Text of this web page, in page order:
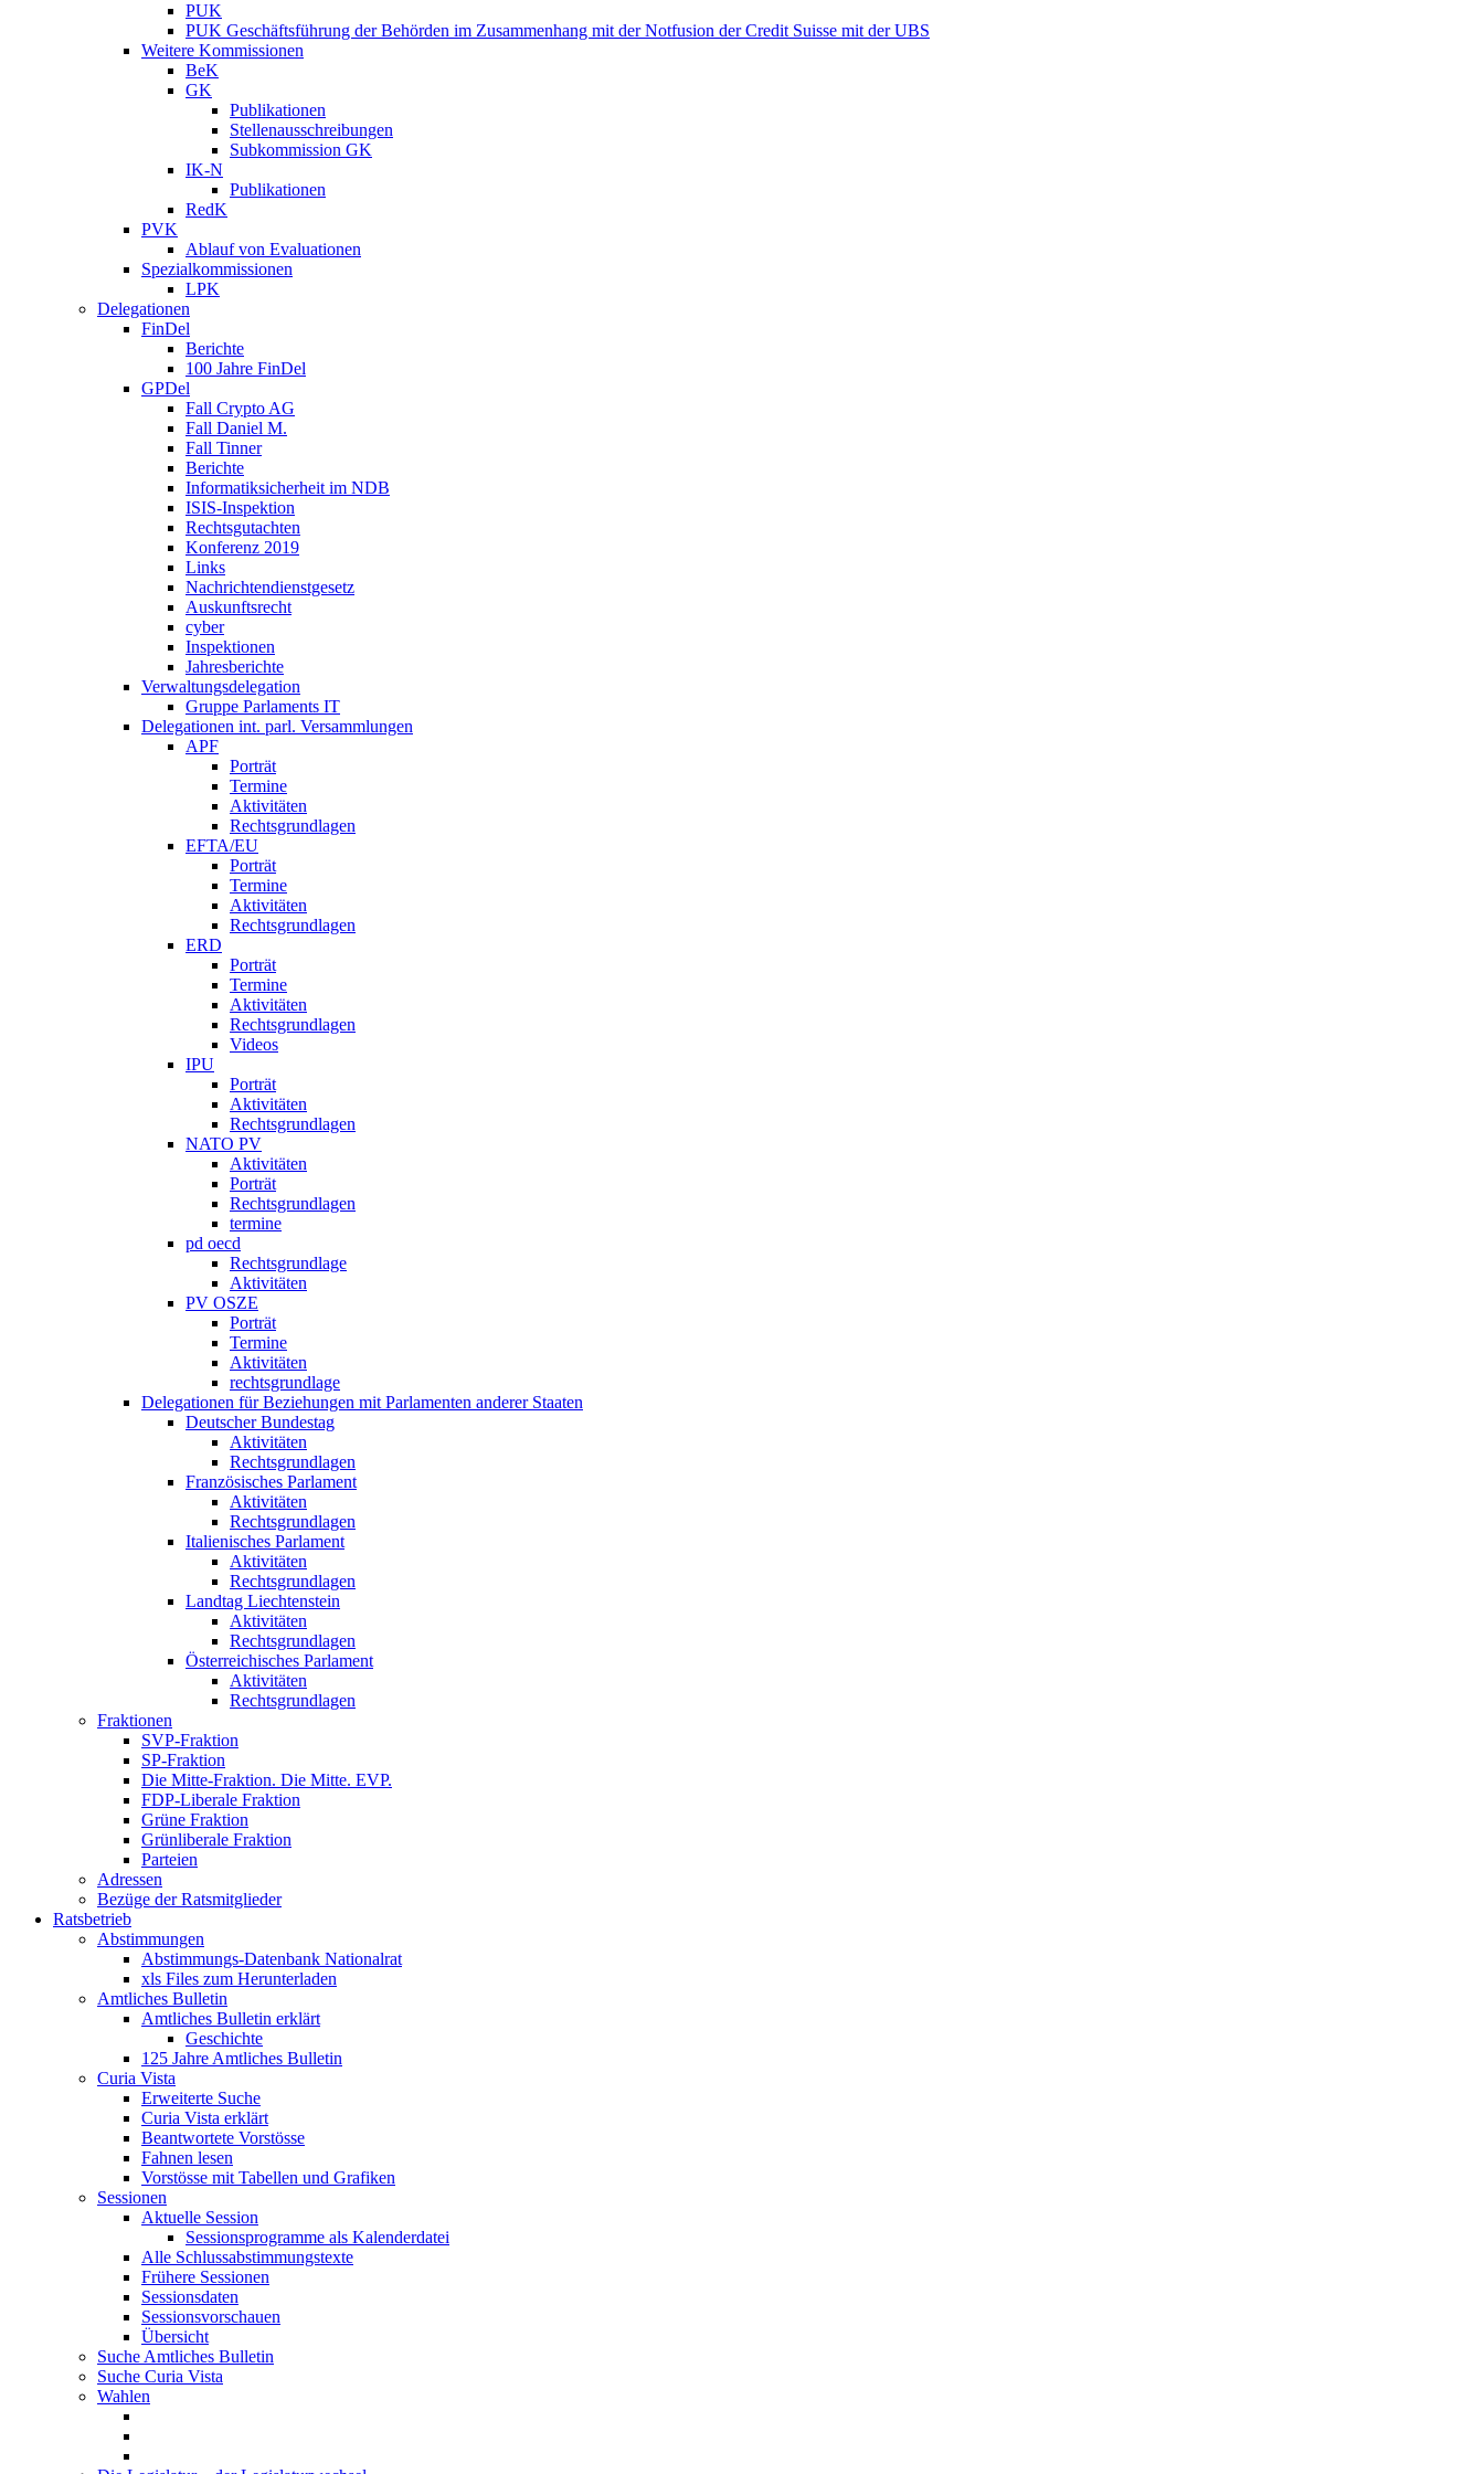
PUK
PUK Geschäftsführung der Behörden im Zusammenhang mit der Notfusion der Credit Suisse mit der UBS
Weitere Kommissionen
BeK
GK
Publikationen
Stellenausschreibungen
Subkommission GK
IK-N
Publikationen
RedK
PVK
Ablauf von Evaluationen
Spezialkommissionen
LPK
Delegationen
FinDel
Berichte
100 Jahre FinDel
GPDel
Fall Crypto AG
Fall Daniel M.
Fall Tinner
Berichte
Informatiksicherheit ­im NDB
ISIS-Inspektion
Rechtsgutachten
Konferenz 2019
Links
Nachrichtendienstgesetz
Auskunftsrecht
cyber
Inspektionen
Jahresberichte
Verwaltungsdelegation
Gruppe Parlaments IT
Delegationen int. parl. Versammlungen
APF
Porträt
Termine
Aktivitäten
Rechtsgrundlagen
EFTA/EU
Porträt
Termine
Aktivitäten
Rechtsgrundlagen
ERD
Porträt
Termine
Aktivitäten
Rechtsgrundlagen
Videos
IPU
Porträt
Aktivitäten
Rechtsgrundlagen
NATO PV
Aktivitäten
Porträt
Rechtsgrundlagen
termine
pd oecd
Rechtsgrundlage
Aktivitäten
PV OSZE
Porträt
Termine
Aktivitäten
rechtsgrundlage
Delegationen für Beziehungen mit Parlamenten anderer Staaten
Deutscher Bundestag
Aktivitäten
Rechtsgrundlagen
Französisches Parlament
Aktivitäten
Rechtsgrundlagen
Italienisches Parlament
Aktivitäten
Rechtsgrundlagen
Landtag Liechtenstein
Aktivitäten
Rechtsgrundlagen
Österreichisches Parlament
Aktivitäten
Rechtsgrundlagen
Fraktionen
SVP-Fraktion
SP-Fraktion
Die Mitte-Fraktion. Die Mitte. EVP.
FDP-Liberale Fraktion
Grüne Fraktion
Grünliberale Fraktion
Parteien
Adressen
Bezüge der Ratsmitglieder
Ratsbetrieb
Abstimmungen
Abstimmungs-Datenbank Nationalrat
xls Files zum Herunterladen
Amtliches Bulletin
Amtliches Bulletin erklärt
Geschichte
125 Jahre Amtliches Bulletin
Curia Vista
Erweiterte Suche
Curia Vista erklärt
Beantwortete Vorstösse
Fahnen lesen
Vorstösse mit Tabellen und Grafiken
Sessionen
Aktuelle Session
Sessionsprogramme als Kalenderdatei
Alle Schlussabstimmungstexte
Frühere Sessionen
Sessionsdaten
Sessionsvorschauen
Übersicht
Suche Amtliches Bulletin
Suche Curia Vista
Wahlen